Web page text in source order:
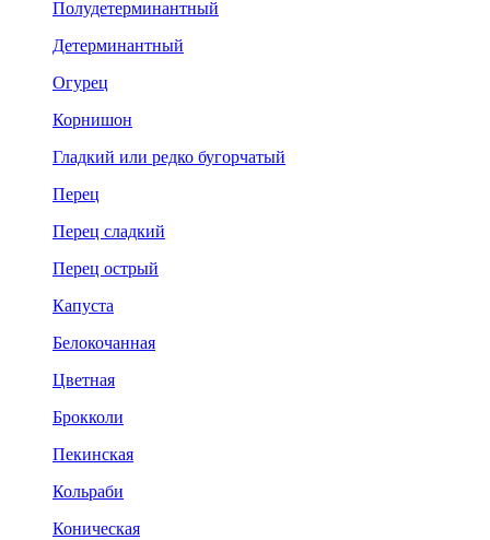
Полудетерминантный
Детерминантный
Огурец
Корнишон
Гладкий или редко бугорчатый
Перец
Перец сладкий
Перец острый
Капуста
Белокочанная
Цветная
Брокколи
Пекинская
Кольраби
Коническая